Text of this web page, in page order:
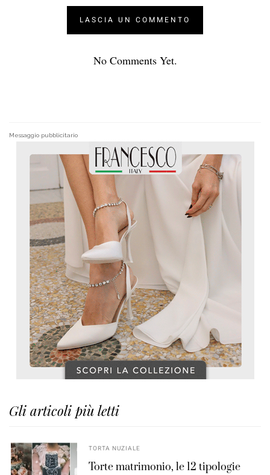
No Comments Yet.
Messaggio pubblicitario
Gli articoli più letti
TORTA NUZIALE
Torte matrimonio, le 12 tipologie